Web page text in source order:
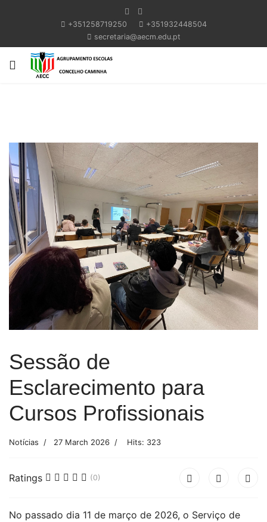
+351258719250
+351932448504
secretaria@aecm.edu.pt
Previous Next
Sessão de
Esclarecimento para
Cursos Profissionais
Notícias 27 March 2026 Hits: 323
Ratings (0)
No passado dia 11 de março de 2026, o Serviço de